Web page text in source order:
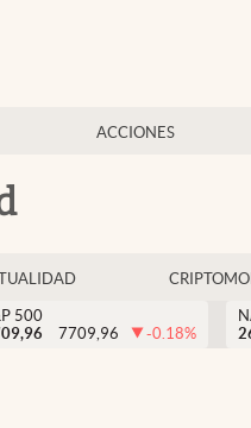
ACCIONES
500
7709,96 -0.18%